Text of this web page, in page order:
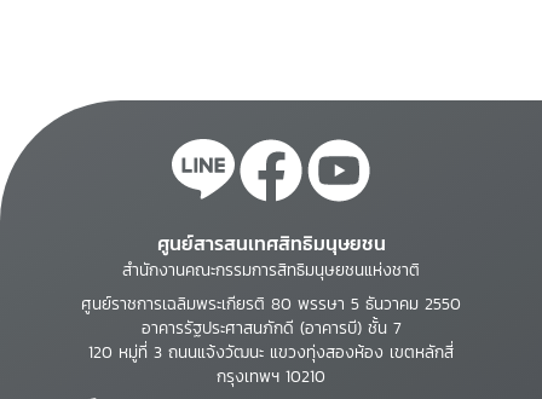
ศูนย์สารสนเทศสิทธิมนุษยชน
สำนักงานคณะกรรมการสิทธิมนุษยชนแห่งชาติ
ศูนย์ราชการเฉลิมพระเกียรติ 80 พรรษา 5 ธันวาคม 2550
อาคารรัฐประศาสนภักดี (อาคารบี) ชั้น 7
120 หมู่ที่ 3 ถนนแจ้งวัฒนะ แขวงทุ่งสองห้อง เขตหลักสี่
กรุงเทพฯ 10210